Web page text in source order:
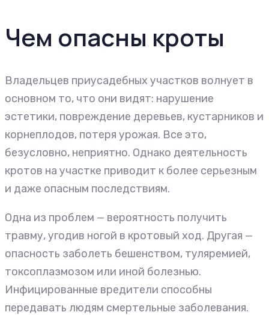
Чем опасны кроты
Владельцев приусадебных участков волнует в
основном то, что они видят: нарушение
эстетики, повреждение деревьев, кустарников и
корнеплодов, потеря урожая. Все это,
безусловно, неприятно. Однако деятельность
кротов на участке приводит к более серьезным
и даже опасным последствиям.
Одна из проблем — вероятность получить
травму, угодив ногой в кротовый ход. Другая —
опасность заболеть бешенством, туляремией,
токсоплазмозом или иной болезнью.
Инфицированные вредители способны
передавать людям смертельные заболевания.